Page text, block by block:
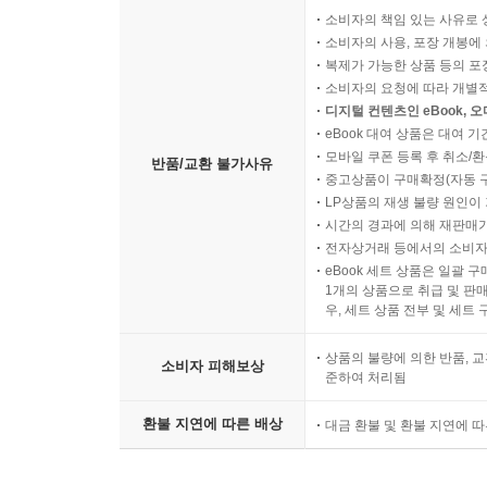
반품/교환 불가사유
소비자의 책임 있는 사유로
소비자의 사용, 포장 개봉
복제가 가능한 상품 등의
소비자의 요청에 따라 개별
디지털 컨텐츠인 eBook,
eBook 대여 상품은 대여 기
모바일 쿠폰 등록 후 취소/
중고상품이 구매확정(자동
LP상품의 재생 불량 원인
시간의 경과에 의해 재판매
전자상거래 등에서의 소비
eBook 세트 상품은 일괄 구
1개의 상품으로 취급 및 판
우, 세트 상품 전부 및 세트
소비자 피해보상
상품의 불량에 의한 반품,
준하여 처리됨
환불 지연에 따른 배상 대금 환불 및 환불 지연에